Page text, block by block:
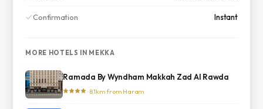
Confirmation Instant
MORE HOTELS IN MEKKA
Ramada By Wyndham Makkah Zad Al Rawda
· 8.1km from Haram